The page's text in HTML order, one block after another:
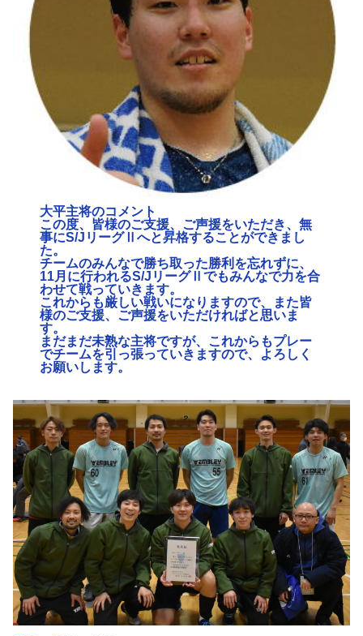
大平主将のコメント
この度、皆様のご支援、ご声援をいただき、無
事にS/JリーグⅡへと昇格することができまし
た。
チームのみんなで勝ち取った勝利を忘れずに、
11月に行われるS/JリーグⅡでもみんなで力を合
わせて戦っていきます。
これからも厳しい戦いになりますので、また皆
様のご支援、ご声援をいただければと思いま
す。
まだまだ未熟な主将ですが、これからもプレー
でチームを引っ張っていきますので、よろしく
お願いします。